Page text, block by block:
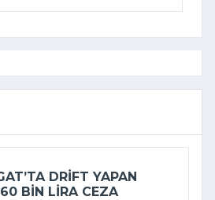
DRIFT YAPAN
BIN LIRA CEZA